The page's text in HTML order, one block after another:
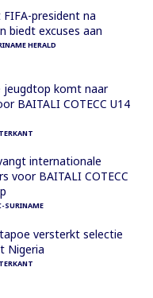
president na
biedt excuses aan
HERALD
komt naar
BAITALI COTECC U14
internationale
voor BAITALI COTECC
SURINAME
versterkt selectie
Nigeria